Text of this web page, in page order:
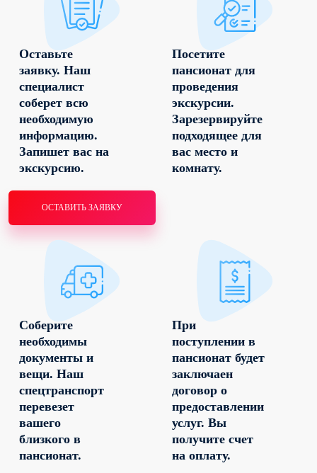
Оставьте
заявку. Наш
специалист
соберет всю
необходимую
информацию.
Запишет вас на
экскурсию.
ОСТАВИТЬ ЗАЯВКУ
Посетите
пансионат для
проведения
экскурсии.
Зарезервируйте
подходящее для
вас место и
комнату.
Соберите
необходимы
документы и
вещи. Наш
спецтранспорт
перевезет
вашего
близкого в
пансионат.
При
поступлении в
пансионат будет
заключаен
договор о
предоставлении
услуг. Вы
получите счет
на оплату.